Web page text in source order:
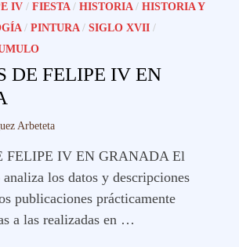
IV /FIESTA/HISTORIA/HISTORIA Y
/PINTURA/SIGLO XVII /
DE FELIPE IV EN
Arbeteta
FELIPE IV EN GRANADA El
analiza los datos y descripciones
publicaciones prácticamente
a las realizadas en …